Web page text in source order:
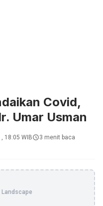
Covid,
Umar Usman
18:05 WIB
3 menit baca